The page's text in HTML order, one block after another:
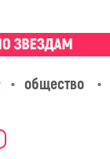
общество